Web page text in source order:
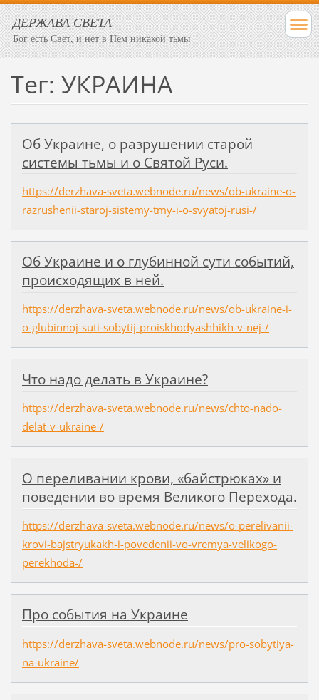
ДЕРЖАВА СВЕТА
Бог есть Свет, и нет в Нём никакой тьмы
Тег: УКРАИНА
Об Украине, о разрушении старой
системы тьмы и о Святой Руси.
https://derzhava-sveta.webnode.ru/news/ob-ukraine-o-
razrushenii-staroj-sistemy-tmy-i-o-svyatoj-rusi-/
Об Украине и о глубинной сути событий,
происходящих в ней.
https://derzhava-sveta.webnode.ru/news/ob-ukraine-i-
o-glubinnoj-suti-sobytij-proiskhodyashhikh-v-nej-/
Что надо делать в Украине?
https://derzhava-sveta.webnode.ru/news/chto-nado-
delat-v-ukraine-/
О переливании крови, «байстрюках» и
поведении во время Великого Перехода.
https://derzhava-sveta.webnode.ru/news/o-perelivanii-
krovi-bajstryukakh-i-povedenii-vo-vremya-velikogo-
perekhoda-/
Про события на Украине
https://derzhava-sveta.webnode.ru/news/pro-sobytiya-
na-ukraine/